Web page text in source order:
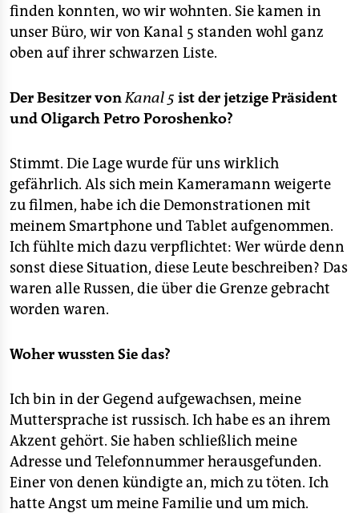
finden konnten, wo wir wohnten. Sie kamen in
unser Büro, wir von Kanal 5 standen wohl ganz
oben auf ihrer schwarzen Liste.
Der Besitzer vonKanal 5 ist der jetzige Präsident
und Oligarch Petro Poroshenko?
Stimmt. Die Lage wurde für uns wirklich
gefährlich. Als sich mein Kameramann weigerte
zu filmen, habe ich die Demonstrationen mit
meinem Smartphone und Tablet aufgenommen.
Ich fühlte mich dazu verpflichtet: Wer würde denn
sonst diese Situation, diese Leute beschreiben? Das
waren alle Russen, die über die Grenze gebracht
worden waren.
Woher wussten Sie das?
Ich bin in der Gegend aufgewachsen, meine
Muttersprache ist russisch. Ich habe es an ihrem
Akzent gehört. Sie haben schließlich meine
Adresse und Telefonnummer herausgefunden.
Einer von denen kündigte an, mich zu töten. Ich
hatte Angst um meine Familie und um mich.